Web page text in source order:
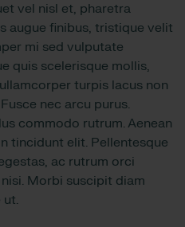
vel nisl et, pharetra
augue finibus, tristique velit
mi sed vulputate
quis scelerisque mollis,
turpis lacus non
nec arcu purus.
commodo rutrum. Aenean
tincidunt elit. Pellentesque
ac rutrum orci
Morbi suscipit diam
ut.